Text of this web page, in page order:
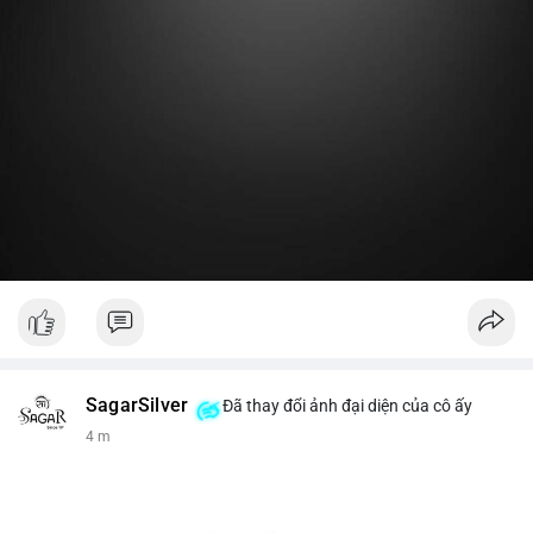
SagarSilver Đã thay đổi ảnh đại diện của cô ấy
4 m